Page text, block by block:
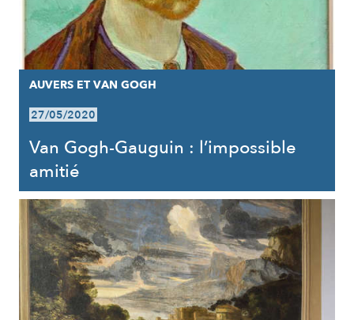
AUVERS ET VAN GOGH
27/05/2020
Van Gogh-Gauguin : l’impossible
amitié